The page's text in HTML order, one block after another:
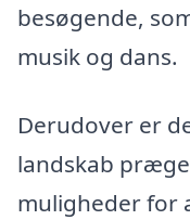
besøgende,
musik og dans.
Derudover er
landskab
muligheder for